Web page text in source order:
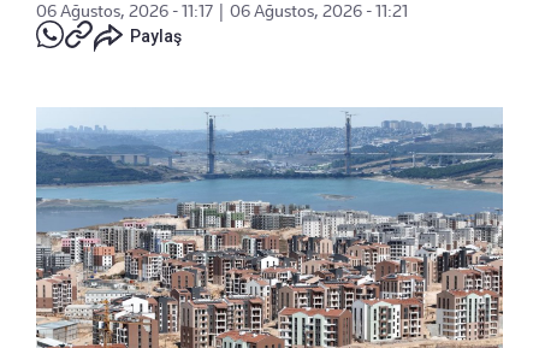
06 Ağustos, 2026 - 11:17
06 Ağustos, 2026 - 11:21
Paylaş